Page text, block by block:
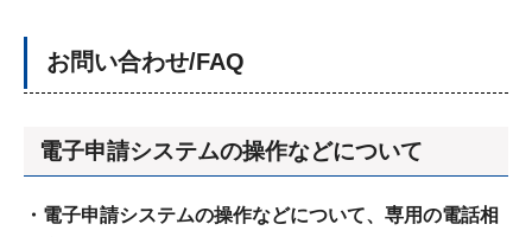
お問い合わせ/FAQ
電子申請システムの操作などについて
・電子申請システムの操作などについて、専用の電話相